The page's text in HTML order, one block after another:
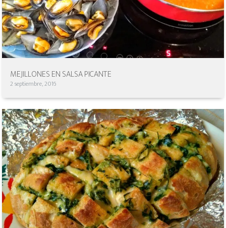
MEJILLONES EN SALSA PICANTE
2 septiembre, 2016